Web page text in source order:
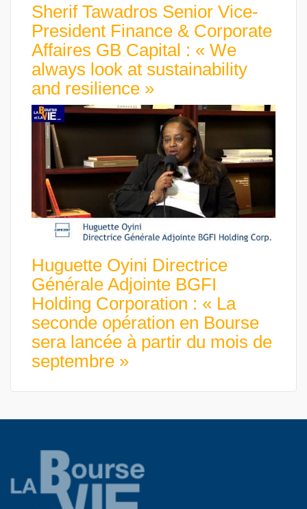
Sherif Tawadros Senior Vice-
President Finance & Corporate
Affaires GB Capital : « We
always look at sustainability
and resilience »
Huguette Oyini Directrice
Générale Adjointe BGFI
Holding Corporation : « La
seconde opération en Bourse
sera lancée à partir du mois de
septembre »